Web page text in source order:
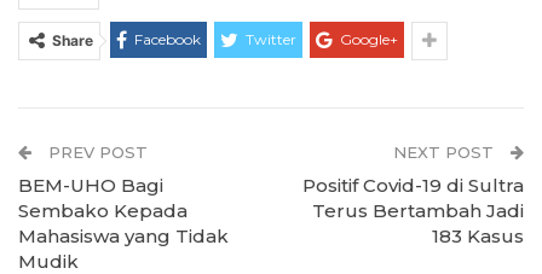
Share Facebook Twitter Google+
PREV POST
BEM-UHO Bagi
Sembako Kepada
Mahasiswa yang Tidak
Mudik
NEXT POST
Positif Covid-19 di Sultra
Terus Bertambah Jadi
183 Kasus